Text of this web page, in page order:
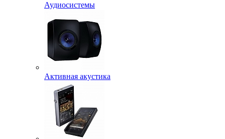
Аудиосистемы
Активная акустика